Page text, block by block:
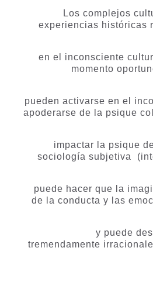
Los complejos
experiencias históricas
en el inconsciente
momento
pueden activarse en el
apoderarse de la psique
impactar la psique
sociología subjetiva
puede hacer que la
de la conducta y las
y puede
tremendamente